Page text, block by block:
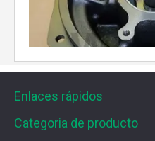
Enlaces rápidos
Categoria de producto